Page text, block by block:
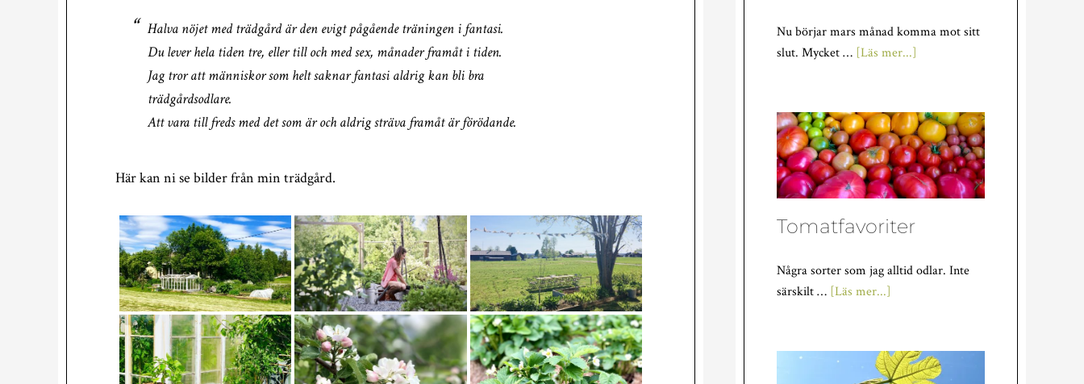
Halva nöjet med trädgård är den evigt pågående träningen i fantasi.
Du lever hela tiden tre, eller till och med sex, månader framåt i tiden.
Jag tror att människor som helt saknar fantasi aldrig kan bli bra
trädgårdsodlare.
Att vara till freds med det som är och aldrig sträva framåt är förödande.
Här kan ni se bilder från min trädgård.
Nu börjar mars månad komma mot sitt
slut. Mycket … [Läs mer...]
Tomatfavoriter
Några sorter som jag alltid odlar. Inte
särskilt … [Läs mer...]